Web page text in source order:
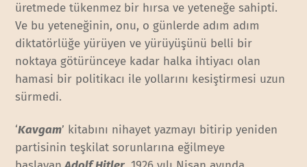
üretmede tükenmez bir hırsa ve yeteneğe sahipti.
Ve bu yeteneğinin, onu, o günlerde adım adım
diktatörlüğe yürüyen ve yürüyüşünü belli bir
noktaya götürünceye kadar halka ihtiyacı olan
hamasi bir politikacı ile yollarını kesiştirmesi uzun
sürmedi.
‘Kavgam’ kitabını nihayet yazmayı bitirip yeniden
partisinin teşkilat sorunlarına eğilmeye